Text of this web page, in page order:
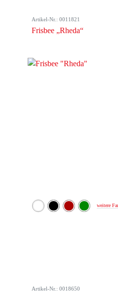
Artikel-Nr.: 0011821
Frisbee „Rheda“
weitere
Artikel-Nr.: 0018650